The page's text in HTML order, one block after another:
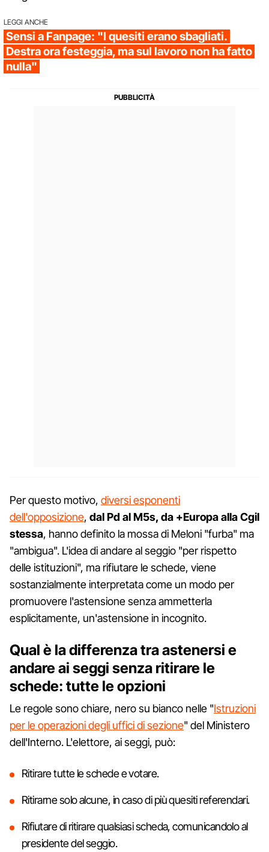
LEGGI ANCHE
Sensi a Fanpage: "I quesiti erano sbagliati.
Destra ora festeggia, ma sul lavoro non ha fatto
nulla"
Per questo motivo, diversi esponenti
dell'opposizione, dalPd al M5s, da +Europa alla Cgil
stessa, hanno definito la mossa di Meloni "furba" ma
"ambigua". L'idea di andare al seggio "per rispetto
delle istituzioni", ma rifiutare le schede, viene
sostanzialmente interpretata come un modo per
promuovere l'astensione senza ammetterla
esplicitamente, un'astensione in incognito.
Qual è la differenza tra astenersi e
andare ai seggi senza ritirare le
schede: tutte le opzioni
Le regole sono chiare, nero su bianco nelle "Istruzioni
per le operazioni degli uffici di sezione" del Ministero
dell'Interno. L'elettore, ai seggi, può:
Ritirare tutte le schede e votare.
Ritirarne solo alcune, in caso di più quesiti referendari.
Rifiutare di ritirare qualsiasi scheda, comunicandolo al
presidente del seggio.